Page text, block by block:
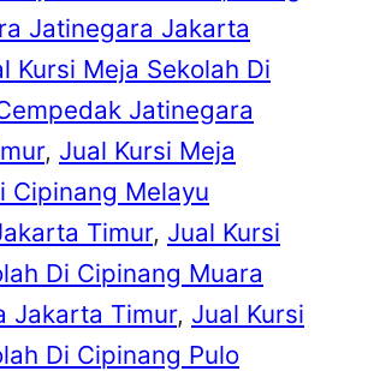
Jatinegara Jakarta
Kursi Meja Sekolah Di
Jatinegara
, Jual Kursi Meja
Cipinang Melayu
Timur, Jual Kursi
Di Cipinang Muara
Jakarta Timur, Jual Kursi
Di Cipinang Pulo